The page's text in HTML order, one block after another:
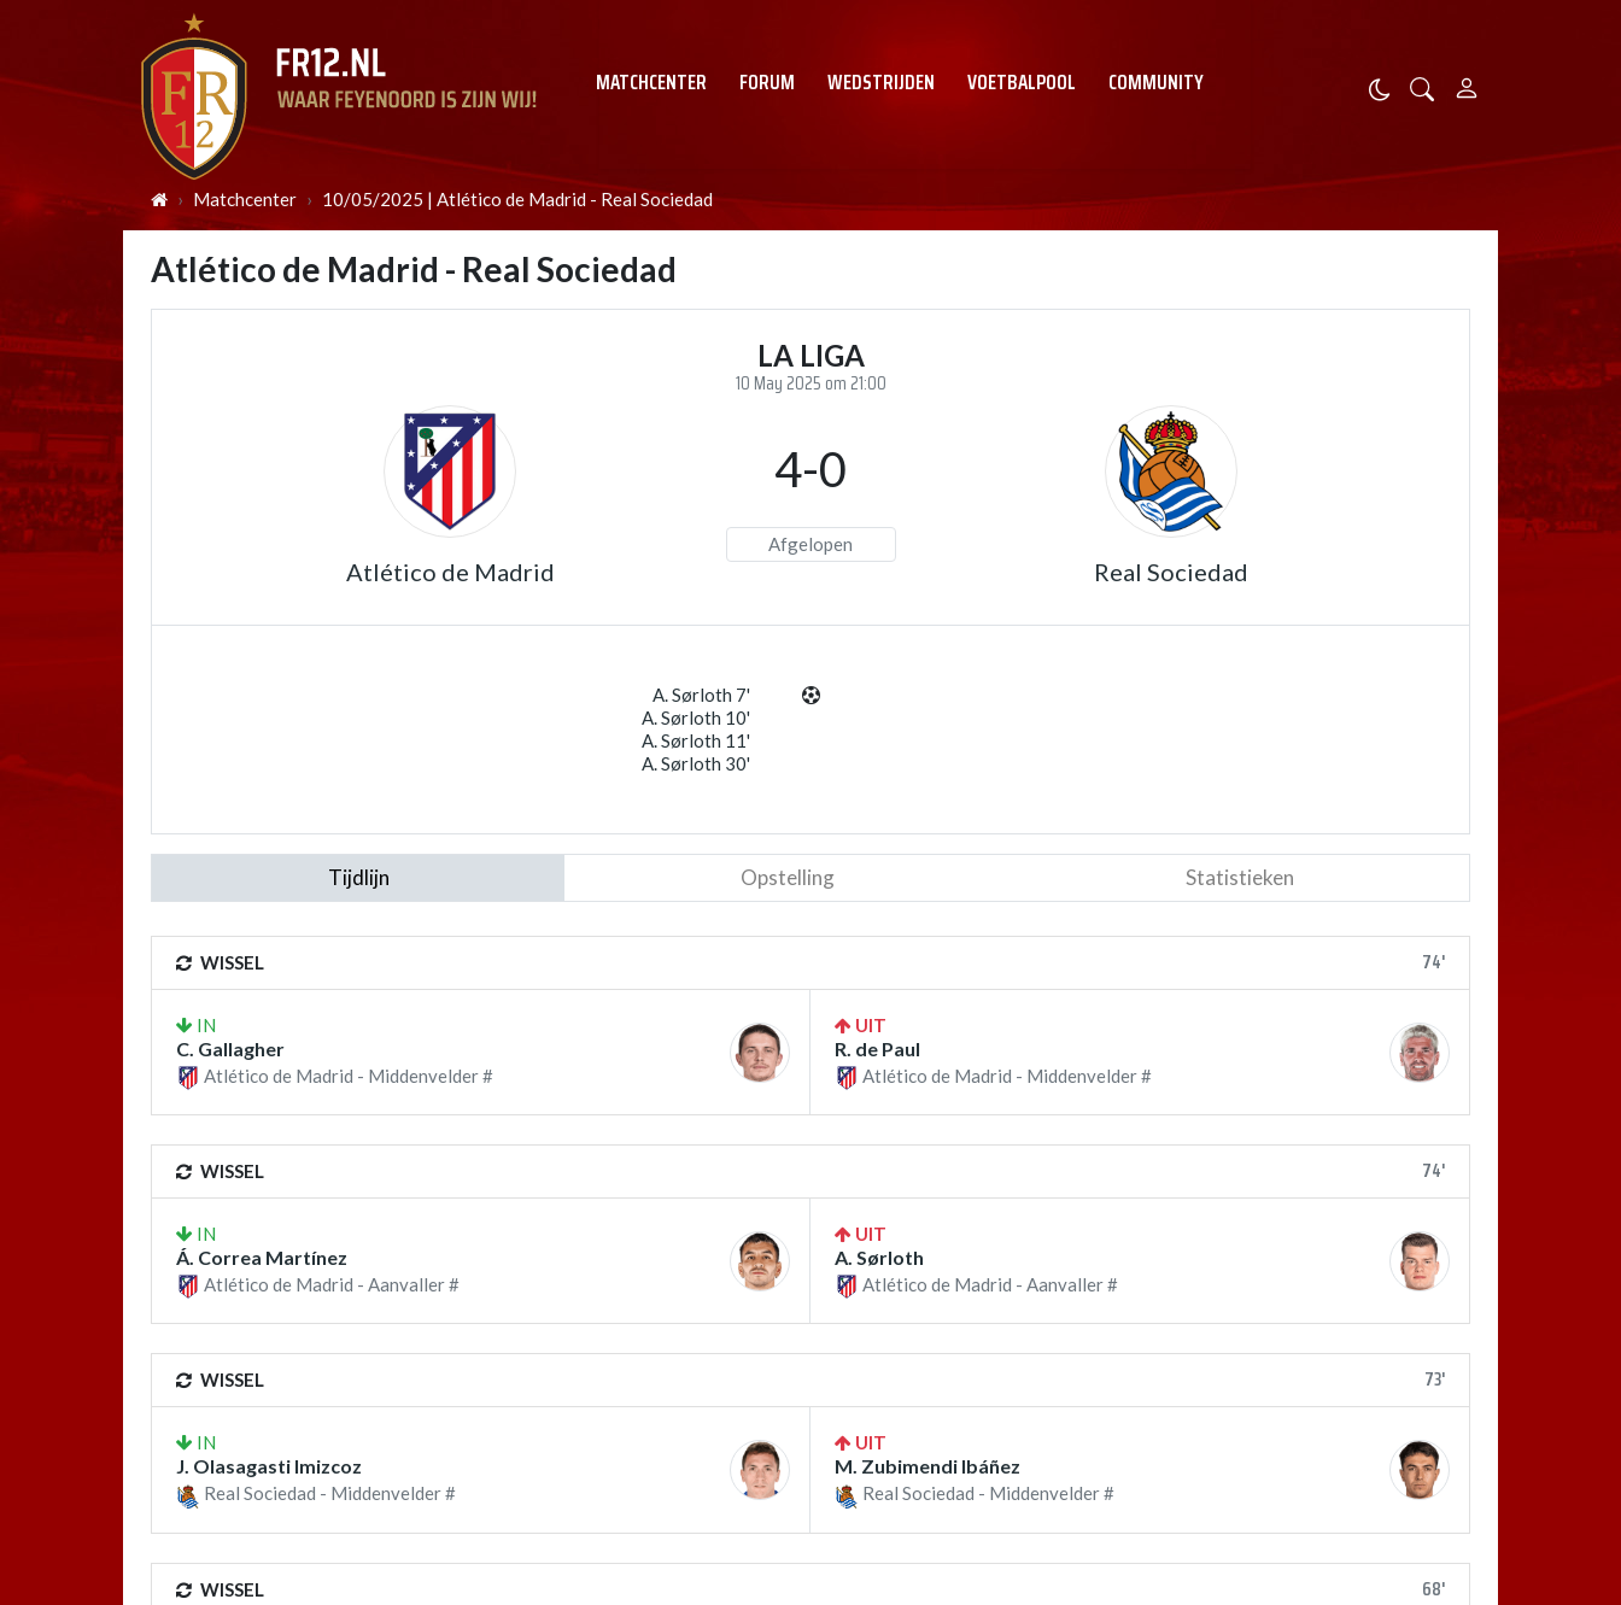
MATCHCENTER FORUM WEDSTRIJDEN VOETBALPOOL COMMUNITY
Matchcenter 10/05/2025 | Atlético de Madrid - Real Sociedad
Atlético de Madrid - Real Sociedad
LA LIGA
10 May 2025 om 21:00
Atlético de Madrid
4-0
Afgelopen
Real Sociedad
A. Sørloth 7'
A. Sørloth 10'
A. Sørloth 11'
A. Sørloth 30'
Tijdlijn Opstelling Statistieken
WISSEL 74'
IN
C. Gallagher
Atlético de Madrid - Middenvelder #
UIT
R. de Paul
Atlético de Madrid - Middenvelder #
WISSEL 74'
IN
Á. Correa Martínez
Atlético de Madrid - Aanvaller #
UIT
A. Sørloth
Atlético de Madrid - Aanvaller #
WISSEL 73'
IN
J. Olasagasti Imizcoz
Real Sociedad - Middenvelder #
UIT
M. Zubimendi Ibáñez
Real Sociedad - Middenvelder #
WISSEL 68'